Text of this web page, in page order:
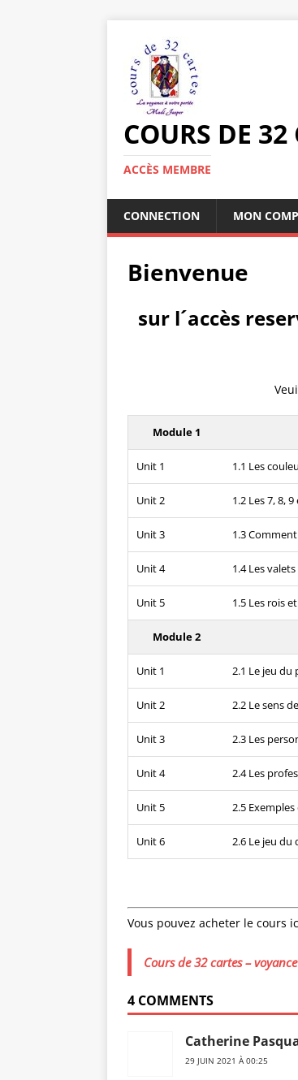
COURS DE 32
ACCÈS MEMBRE
CONNECTION MON
Bienvenue
sur l´accès
Module 1
Unit 1 1.1 Les
Unit 2 1.2 Les 7, 8,
Unit 3 1.3
Unit 4 1.4 Les
Unit 5 1.5 Les rois
Module 2
Unit 1 2.1 Le jeu du
Unit 2 2.2 Le sens
Unit 3 2.3 Les
Unit 4 2.4 Les
Unit 5 2.5
Unit 6 2.6 Le jeu du
Vous pouvez acheter le cours
Cours de 32 cartes –
4 COMMENTS
Catherine
29 JUIN 2021 À 00:25